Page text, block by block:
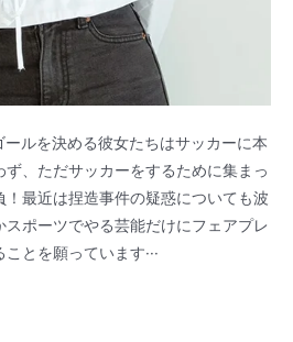
ルを決める彼女たちはサッカーに本
、ただサッカーをするために集まっ
最近は捏造事件の疑惑についても波
ポーツでやる芸能だけにフェアプレ
とを願っています···